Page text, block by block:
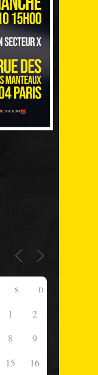
S D
1
2
8
9
15
16